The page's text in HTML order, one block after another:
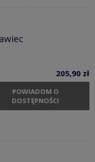
205,90 zł
POWIADOM O
DOSTĘPNOŚCI